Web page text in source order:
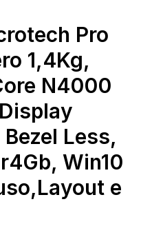
Pro
1,4Kg,
N4000
Bezel Less,
Win10
e